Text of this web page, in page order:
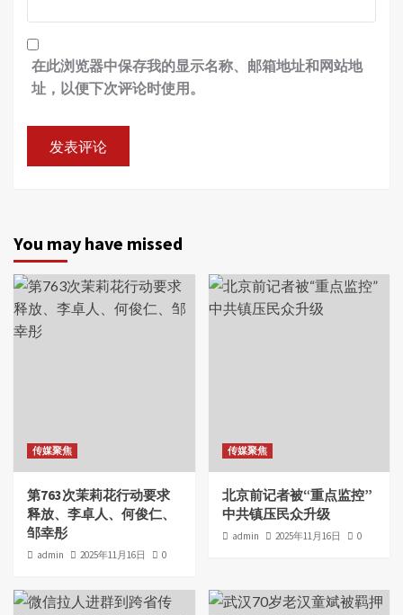
在此浏览器中保存我的显示名称、邮箱地址和网站地
址，以便下次评论时使用。
You may have missed
传媒聚焦
第763次茉莉花行动要求
释放、李卓人、何俊仁、
邹幸彤
admin 2025年11月16日 0
传媒聚焦
北京前记者被“重点监控”
中共镇压民众升级
admin 2025年11月16日 0